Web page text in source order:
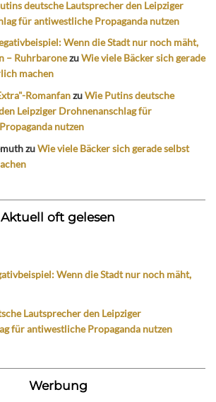
deutsche Lautsprecher den Leipziger
für antiwestliche Propaganda nutzen
Wenn die Stadt nur noch mäht,
– RuhrbaronezuWie viele Bäcker sich gerade
machen
RomanfanzuWie Putins deutsche
Leipziger Drohnenanschlag für
nutzen
zuWie viele Bäcker sich gerade selbst
Aktuell oft gelesen
Wenn die Stadt nur noch mäht,
Lautsprecher den Leipziger
für antiwestliche Propaganda nutzen
Werbung